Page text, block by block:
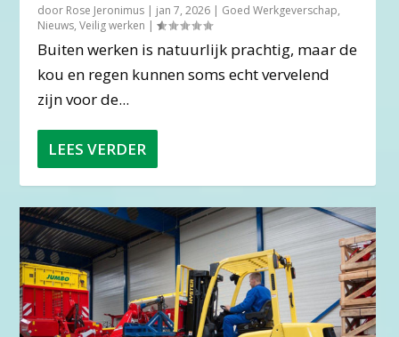
door Rose Jeronimus | jan 7, 2026 | Goed Werkgeverschap,
Nieuws,Veilig werken |
Buiten werken is natuurlijk prachtig, maar de
kou en regen kunnen soms echt vervelend
zijn voor de...
LEES VERDER